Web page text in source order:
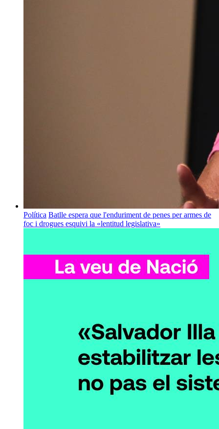
Política Batlle espera que l'enduriment de penes per armes de
foc i drogues esquivi la «lentitud legislativa»